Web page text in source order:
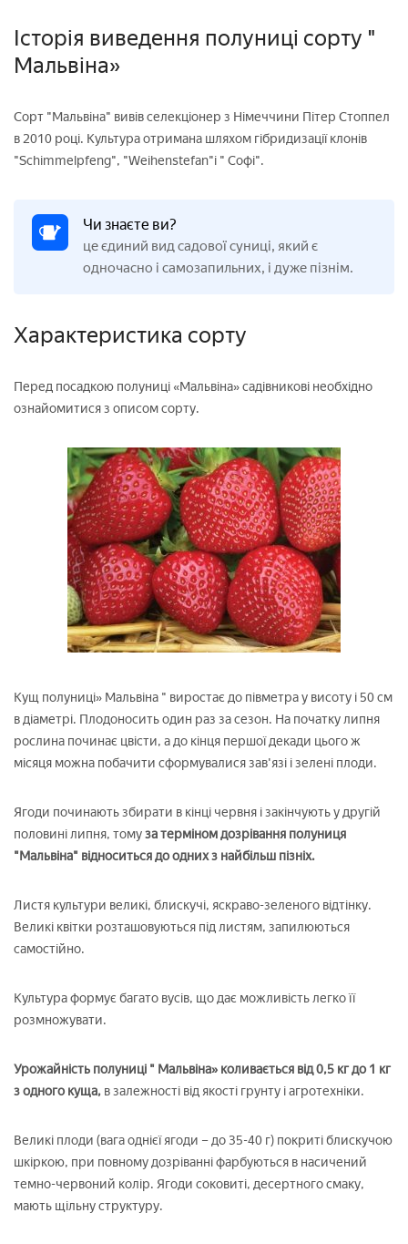
Історія виведення полуниці сорту "
Мальвіна»
Сорт "Мальвіна" вивів селекціонер з Німеччини Пітер Стоппел
в 2010 році. Культура отримана шляхом гібридизації клонів
"Schimmelpfeng", "Weihenstefan"і " Софі".
Чи знаєте ви?
це єдиний вид садової суниці, який є
одночасно і самозапильних, і дуже пізнім.
Характеристика сорту
Перед посадкою полуниці «Мальвіна» садівникові необхідно
ознайомитися з описом сорту.
Кущ полуниці» Мальвіна " виростає до півметра у висоту і 50 см
в діаметрі. Плодоносить один раз за сезон. На початку липня
рослина починає цвісти, а до кінця першої декади цього ж
місяця можна побачити сформувалися зав'язі і зелені плоди.
Ягоди починають збирати в кінці червня і закінчують у другій
половині липня, томуза терміном дозрівання полуниця
"Мальвіна" відноситься до одних з найбільш пізніх.
Листя культури великі, блискучі, яскраво-зеленого відтінку.
Великі квітки розташовуються під листям, запилюються
самостійно.
Культура формує багато вусів, що дає можливість легко її
розмножувати.
Урожайність полуниці " Мальвіна» коливається від 0,5 кг до 1 кг
з одного куща, в залежності від якості грунту і агротехніки.
Великі плоди (вага однієї ягоди – до 35-40 г) покриті блискучою
шкіркою, при повному дозріванні фарбуються в насичений
темно-червоний колір. Ягоди соковиті, десертного смаку,
мають щільну структуру.